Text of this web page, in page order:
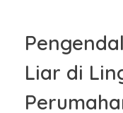
Liar di